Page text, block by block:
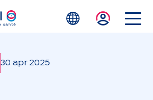
Skip to main content
30 apr 2025